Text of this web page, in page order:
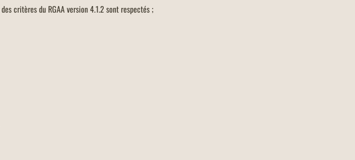
des critères du RGAA version 4.1.2 sont respectés ;